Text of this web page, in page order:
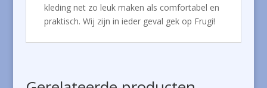
kleding net zo leuk maken als comfortabel en
praktisch. Wij zijn in ieder geval gek op Frugi!